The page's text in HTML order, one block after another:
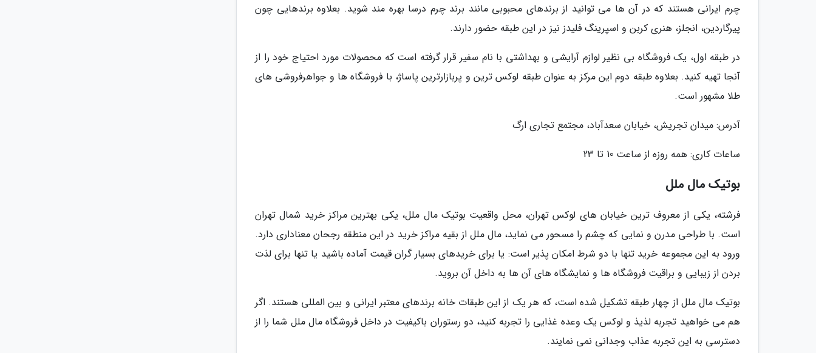
چرم ایرانی هستند که در آن ها می توانید از برندهای محبوبی مانند برند چرم درسا بهره مند شوید. بعلاوه برندهایی چون
پیرگاردین، انجلز، هنری کربن و اسپرینگ فلیدز نیز در این طبقه حضور دارند.
در طبقه اول، یک فروشگاه بی نظیر لوازم آرایشی و بهداشتی با نام سفیر قرار گرفته است که محصولات مورد احتیاج خود را از
آنجا تهیه کنید. بعلاوه طبقه دوم این مرکز به عنوان طبقه لوکس ترین و پربازارترین پاساژ، با فروشگاه ها و جواهرفروشی های
طلا مشهور است.
آدرس: میدان تجریش، خیابان سعدآباد، مجتمع تجاری ارگ
ساعات کاری: همه روزه از ساعت 10 تا 23
بوتیک مال ملل
فرشته، یکی از معروف ترین خیابان های لوکس تهران، محل واقعیت بوتیک مال ملل، یکی بهترین مراکز خرید شمال تهران
است. با طراحی مدرن و نمایی که چشم را مسحور می نماید، مال ملل از بقیه مراکز خرید در این منطقه رجحان معناداری دارد.
ورود به این مجموعه خرید تنها با دو شرط امکان پذیر است: یا برای خریدهای بسیار گران قیمت آماده باشید یا تنها برای لذت
بردن از زیبایی و براقیت فروشگاه ها و نمایشگاه های آن ها به داخل آن بروید.
بوتیک مال ملل از چهار طبقه تشکیل شده است، که هر یک از این طبقات خانه برندهای معتبر ایرانی و بین المللی هستند. اگر
هم می خواهید تجربه لذیذ و لوکس یک وعده غذایی را تجربه کنید، دو رستوران باکیفیت در داخل فروشگاه مال ملل شما را از
دسترسی به این تجربه عذاب وجدانی نمی نمایند.